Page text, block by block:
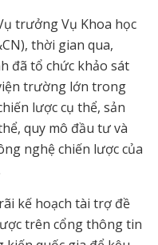
trưởng Vụ Khoa học
thời gian qua,
đã tổ chức khảo sát
trường lớn trong
lược cụ thể, sản
quy mô đầu tư và
nghệ chiến lược của
kế hoạch tài trợ đề
trên cổng thông tin